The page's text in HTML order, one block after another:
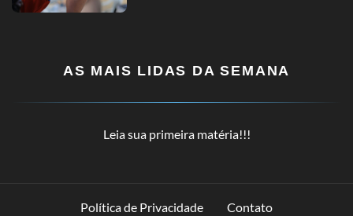
AS MAIS LIDAS DA SEMANA
Leia sua primeira matéria!!!
Política de Privacidade Contato